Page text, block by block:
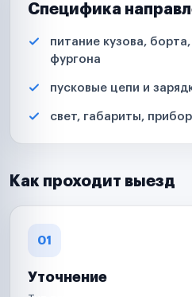
Специфика
питание кузова,
фургона
пусковые цепи и
свет, габариты,
Как проходит выезд
01
Уточнение